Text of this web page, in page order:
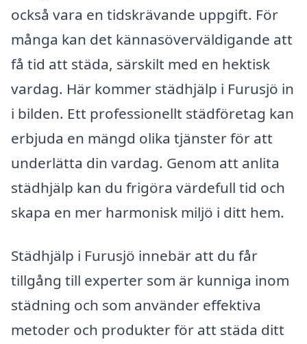
också vara en tidskrävande uppgift. För
många kan det kännasöverväldigande att
få tid att städa, särskilt med en hektisk
vardag. Här kommer städhjälp i Furusjö in
i bilden. Ett professionellt städföretag kan
erbjuda en mängd olika tjänster för att
underlätta din vardag. Genom att anlita
städhjälp kan du frigöra värdefull tid och
skapa en mer harmonisk miljö i ditt hem.
Städhjälp i Furusjö innebär att du får
tillgång till experter som är kunniga inom
städning och som använder effektiva
metoder och produkter för att städa ditt